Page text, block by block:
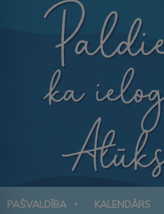
PAŠVALDĪBA KALENDĀRS